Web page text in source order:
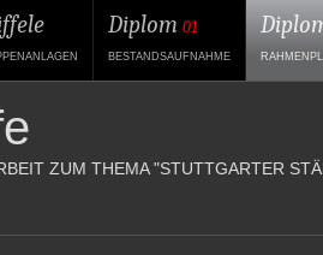
Diplom 01
BESTANDSAUFNAHME
ZUM THEMA "STUTTGARTER